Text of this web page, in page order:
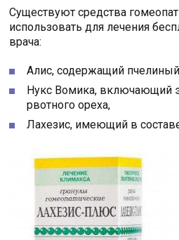
Существуют средства
использовать для лечения
врача:
Алис, содержащий
Нукс Вомика, включающий
рвотного ореха,
Лахезис, имеющий в